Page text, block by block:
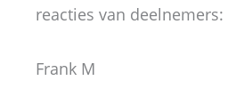
reacties van deelnemers:
Frank M